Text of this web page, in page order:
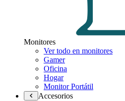
Monitores
Ver todo en monitores
Gamer
Oficina
Hogar
Monitor Portátil
Accesorios